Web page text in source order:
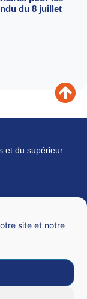
site et notre
du 8 juillet
et du supérieur